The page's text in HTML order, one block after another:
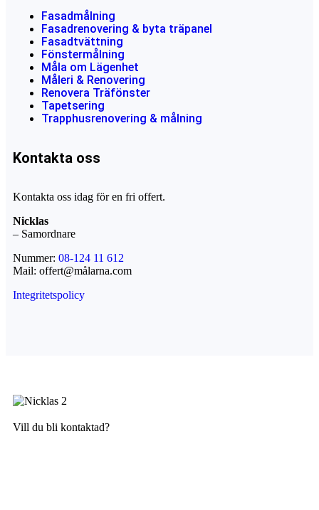
Fasadmålning
Fasadrenovering & byta träpanel
Fasadtvättning
Fönstermålning
Måla om Lägenhet
Måleri & Renovering
Renovera Träfönster
Tapetsering
Trapphusrenovering & målning
Kontakta oss
Kontakta oss idag för en fri offert.
Nicklas
– Samordnare
Nummer: 08-124 11 612
Mail: offert@målarna.com
Integritetspolicy
Vill du bli kontaktad?